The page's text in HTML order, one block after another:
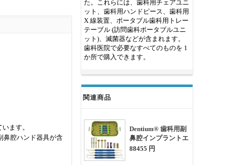
た。これらには、歯科用チェアユニ
ット、歯科用ハンドピース、歯科用
X 線装置、ポータブル歯科用トレー
テーブル (訪問歯科ポータブルユニ
ット)、滅菌器などが含まれます。
歯科医院で必要なすべてのものを 1
か所で購入できます。
関連商品
Dentium® 歯科用副
鼻腔インプラントエ
レベーションドリル
88455 円
ます。
鼻腔ハンド器具が含